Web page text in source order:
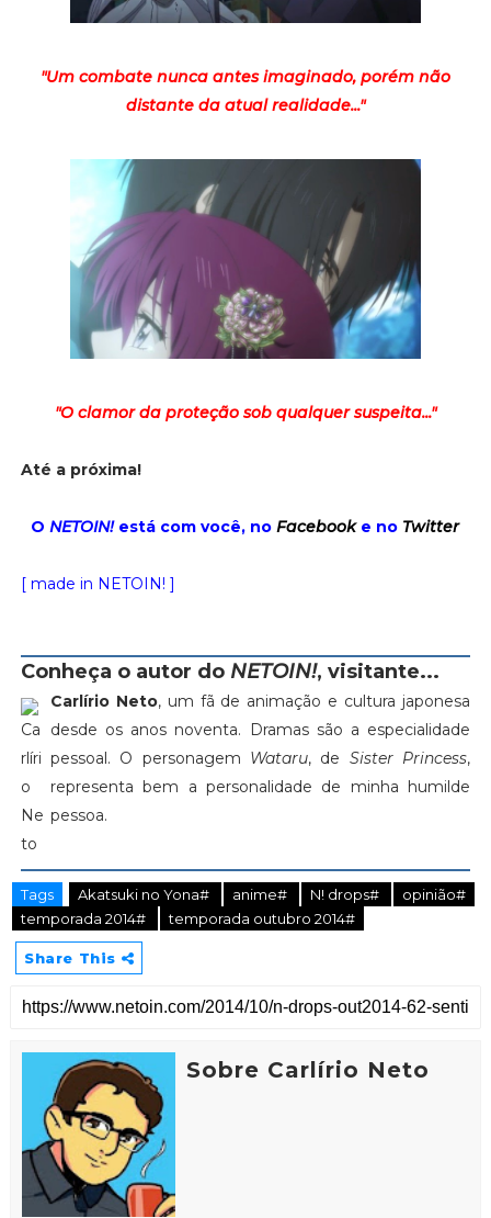
"Um combate nunca antes imaginado, porém não
distante da atual realidade..."
"O clamor da proteção sob qualquer suspeita..."
Até a próxima!
ONETOIN!está com você, noFacebooke no Twitter
[ made in NETOIN! ]
Conheça o autor do NETOIN!, visitante...
Carlírio Neto, um fã de animação e cultura japonesa
desde os anos noventa. Dramas são a especialidade
pessoal. O personagem Wataru, de Sister Princess,
representa bem a personalidade de minha humilde
pessoa.
Tags Akatsuki no Yona# anime# N! drops#
opinião#
temporada 2014#
temporada outubro 2014#
Share This
Sobre Carlírio Neto